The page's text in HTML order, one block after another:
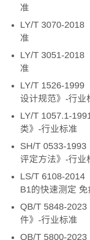
准
LY/T 3070-2018
准
LY/T 3051-2018
准
LY/T 1526-1999
设计规范》-行业
LY/T 1057.1-
类》-行业标准
SH/T 0533-1993
评定方法》-行业
LS/T 6108-2014
B1的快速测定
QB/T 5848-
件》-行业标准
QB/T 5800-